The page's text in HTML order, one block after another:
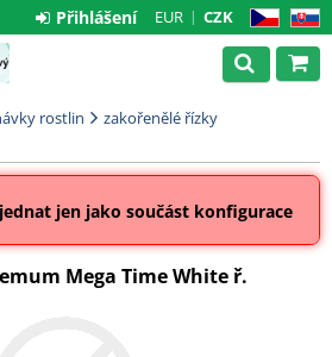
CZ SK
EUR CZK
Přihlášení
rostlin
zakořenělé řízky
jen jako součást konfigurace
Mega Time White ř.